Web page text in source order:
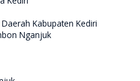
Kabupaten Kediri
Nganjuk